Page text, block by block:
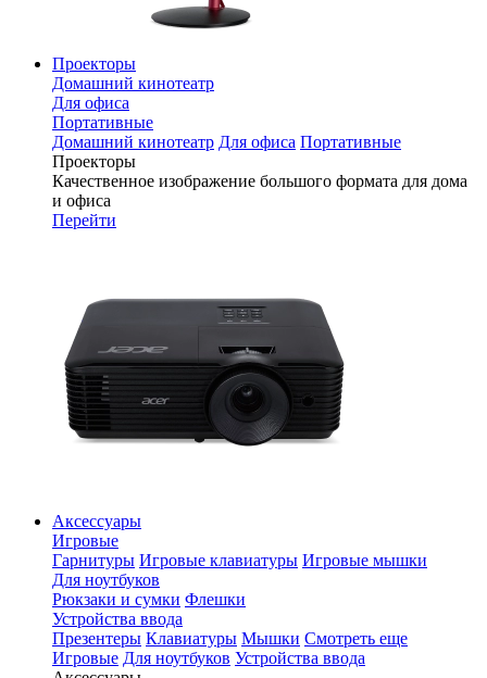
Проекторы
Домашний кинотеатр
Для офиса
Портативные
Домашний кинотеатр Для офиса Портативные
Проекторы
Качественное изображение большого формата для дома
и офиса
Перейти
Аксессуары
Игровые
Гарнитуры Игровые клавиатуры Игровые мышки
Для ноутбуков
Рюкзаки и сумки Флешки
Устройства ввода
Презентеры Клавиатуры Мышки Смотреть еще
Игровые Для ноутбуков Устройства ввода